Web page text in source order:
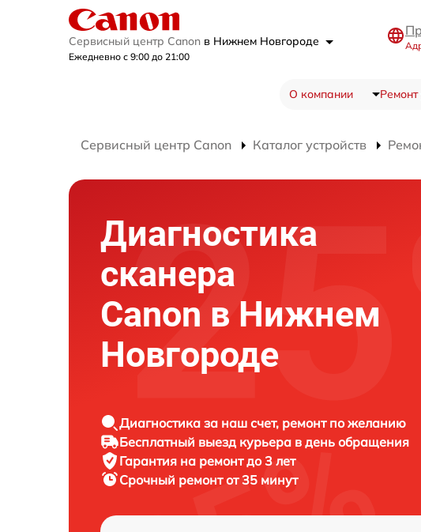
Сервисный центр Canon в Нижнем Новгороде
Ежедневно с 9:00 до 21:00
О компании Ремонт
Сервисный центр Canon Каталог устройств
Диагностика
сканера
Canon в Нижнем
Новгороде
Диагностика за наш счет, ремонт по желанию
Бесплатный выезд курьера в день обращения
Гарантия на ремонт до 3 лет
Срочный ремонт от 35 минут